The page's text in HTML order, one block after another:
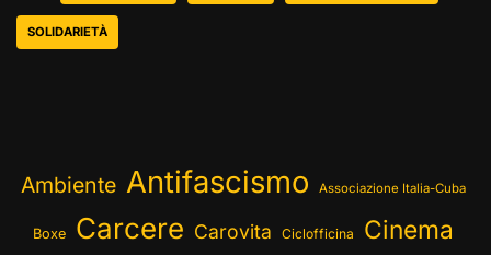
SOLIDARIETÀ
Ambiente Antifascismo Associazione Italia-Cuba
Boxe Carcere Carovita Ciclofficina Cinema